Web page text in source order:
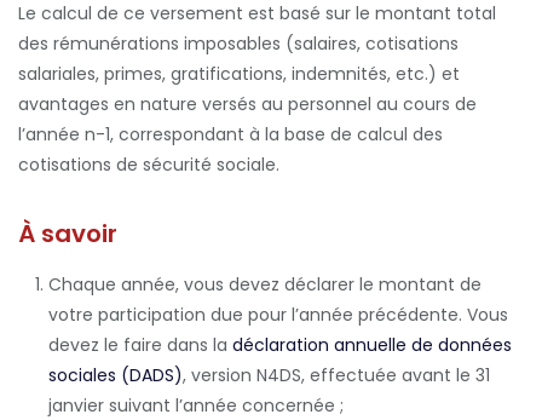
Le calcul de ce versement est basé sur le montant total
des rémunérations imposables (salaires, cotisations
salariales, primes, gratifications, indemnités, etc.) et
avantages en nature versés au personnel au cours de
l’année n-1, correspondant à la base de calcul des
cotisations de sécurité sociale.
À savoir
Chaque année, vous devez déclarer le montant de
votre participation due pour l’année précédente. Vous
devez le faire dans la déclaration annuelle de données
sociales (DADS), version N4DS, effectuée avant le 31
janvier suivant l’année concernée ;